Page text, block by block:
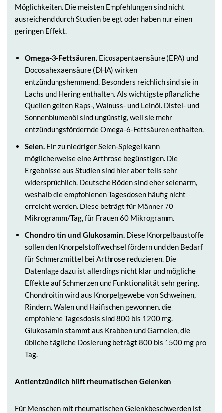
Möglichkeiten. Die meisten Empfehlungen sind nicht
ausreichend durch Studien belegt oder haben nur einen
geringen Effekt.
Omega-3-Fettsäuren. Eicosapentaensäure (EPA) und
Docosahexaensäure (DHA) wirken
entzündungshemmend. Besonders reichlich sind sie in
Lachs und Hering enthalten. Als wichtigste pflanzliche
Quellen gelten Raps-, Walnuss- und Leinöl. Distel- und
Sonnenblumenöl sind ungünstig, weil sie mehr
entzündungsfördernde Omega-6-Fettsäuren enthalten.
Selen. Ein zu niedriger Selen-Spiegel kann
möglicherweise eine Arthrose begünstigen. Die
Ergebnisse aus Studien sind hier aber teils sehr
widersprüchlich. Deutsche Böden sind eher selenarm,
weshalb die empfohlenen Tagesdosen häufig nicht
erreicht werden. Diese beträgt für Männer 70
Mikrogramm/Tag, für Frauen 60 Mikrogramm.
Chondroitin und Glukosamin. Diese Knorpelbaustoffe
sollen den Knorpelstoffwechsel fördern und den Bedarf
für Schmerzmittel bei Arthrose reduzieren. Die
Datenlage dazu ist allerdings nicht klar und mögliche
Effekte auf Schmerzen und Funktionalität sehr gering.
Chondroitin wird aus Knorpelgewebe von Schweinen,
Rindern, Walen und Haifischen gewonnen, die
empfohlene Tagesdosis sind 800 bis 1200 mg.
Glukosamin stammt aus Krabben und Garnelen, die
übliche tägliche Dosierung beträgt 800 bis 1500 mg pro
Tag.
Antientzündlich hilft rheumatischen Gelenken
Für Menschen mit rheumatischen Gelenkbeschwerden ist